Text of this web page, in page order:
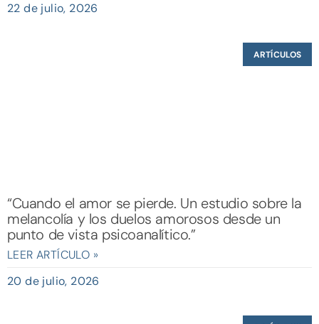
22 de julio, 2026
ARTÍCULOS
“Cuando el amor se pierde. Un estudio sobre la
melancolía y los duelos amorosos desde un
punto de vista psicoanalítico.”
LEER ARTÍCULO »
20 de julio, 2026